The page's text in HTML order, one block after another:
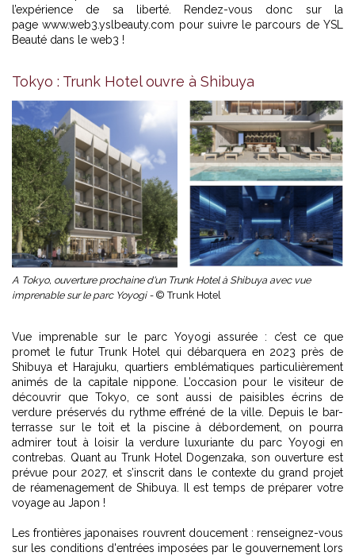
l’expérience de sa liberté. Rendez-vous donc sur la
page www.web3.yslbeauty.com pour suivre le parcours de YSL
Beauté dans le web3 !
Tokyo : Trunk Hotel ouvre à Shibuya
A Tokyo, ouverture prochaine d'un Trunk Hotel à Shibuya avec vue
imprenable sur le parc Yoyogi - © Trunk Hotel
Vue imprenable sur le parc Yoyogi assurée : c’est ce que
promet le futur Trunk Hotel qui débarquera en 2023 près de
Shibuya et Harajuku, quartiers emblématiques particulièrement
animés de la capitale nippone. L’occasion pour le visiteur de
découvrir que Tokyo, ce sont aussi de paisibles écrins de
verdure préservés du rythme effréné de la ville. Depuis le bar-
terrasse sur le toit et la piscine à débordement, on pourra
admirer tout à loisir la verdure luxuriante du parc Yoyogi en
contrebas. Quant au Trunk Hotel Dogenzaka, son ouverture est
prévue pour 2027, et s’inscrit dans le contexte du grand projet
de réamenagement de Shibuya. Il est temps de préparer votre
voyage au Japon !
Les frontières japonaises rouvrent doucement : renseignez-vous
sur les conditions d'entrées imposées par le gouvernement lors